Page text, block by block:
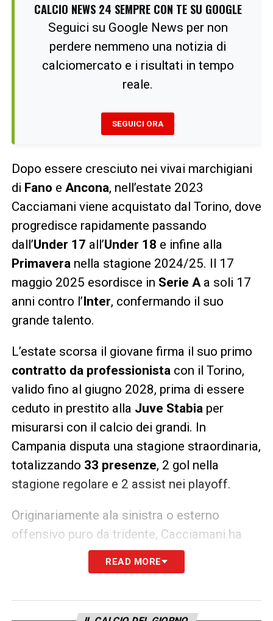
CALCIO NEWS 24 SEMPRE CON TE SU GOOGLE
Seguici su Google News per non
perdere nemmeno una notizia di
calciomercato e i risultati in tempo
reale.
SEGUICI ORA
Dopo essere cresciuto nei vivai marchigiani
di Fano e Ancona, nell’estate 2023
Cacciamani viene acquistato dal Torino, dove
progredisce rapidamente passando
dall’Under 17 all’Under 18 e infine alla
Primaveranella stagione 2024/25. Il 17
maggio 2025 esordisce in Serie Aa soli 17
anni contro l’ Inter, confermando il suo
grande talento.
L’estate scorsa il giovane firma il suo primo
contratto da professionistacon il Torino,
valido fino al giugno 2028, prima di essere
ceduto in prestito alla Juve Stabiaper
misurarsi con il calcio dei grandi. In
Campania disputa una stagione straordinaria,
totalizzando 33 presenze, 2 gol nella
stagione regolare e 2 assist nei playoff.
Originariamente ala sinistra o esterno
offensivo puro da tridente, Cacciamani ha
completato unametamorfosi tattica
Ignazio Abate, impiegato
. Dotato diprogressione palla al piede
READ MORE